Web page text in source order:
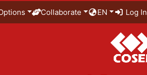
Collaborate EN Log In